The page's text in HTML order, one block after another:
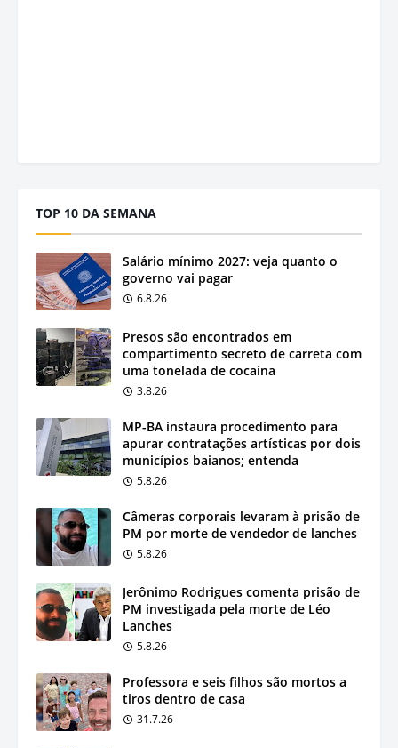
TOP 10 DA SEMANA
Salário mínimo 2027: veja quanto o
governo vai pagar
6.8.26
Presos são encontrados em
compartimento secreto de carreta com
uma tonelada de cocaína
3.8.26
MP-BA instaura procedimento para
apurar contratações artísticas por dois
municípios baianos; entenda
5.8.26
Câmeras corporais levaram à prisão de
PM por morte de vendedor de lanches
5.8.26
Jerônimo Rodrigues comenta prisão de
PM investigada pela morte de Léo
Lanches
5.8.26
Professora e seis filhos são mortos a
tiros dentro de casa
31.7.26